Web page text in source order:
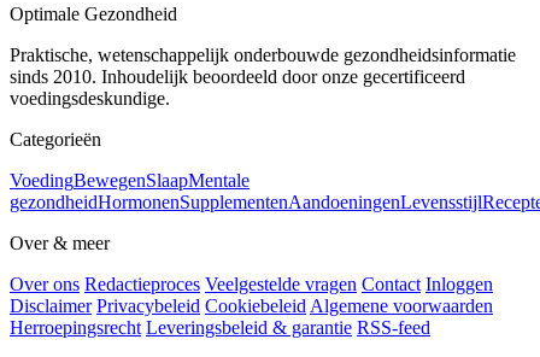
Optimale Gezondheid
Praktische, wetenschappelijk onderbouwde gezondheidsinformatie
sinds 2010. Inhoudelijk beoordeeld door onze gecertificeerd
voedingsdeskundige.
Categorieën
VoedingBewegenSlaapMentale
gezondheidHormonenSupplementenAandoeningenLevensstijl
Over & meer
Over ons Redactieproces Veelgestelde vragen Contact Inloggen
Disclaimer Privacybeleid CookiebeleidAlgemene voorwaarden
Herroepingsrecht Leveringsbeleid & garantie RSS-feed